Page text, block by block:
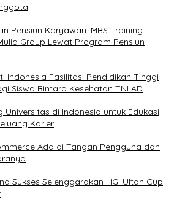
Pensiun Karyawan: MBS Training
Group Lewat Program Pensiun
Indonesia Fasilitasi Pendidikan Tinggi
Siswa Bintara Kesehatan TNI AD
Universitas di Indonesia untuk Edukasi
Karier
Ada di Tangan Pengguna dan
Sukses Selenggarakan HGI Ultah Cup